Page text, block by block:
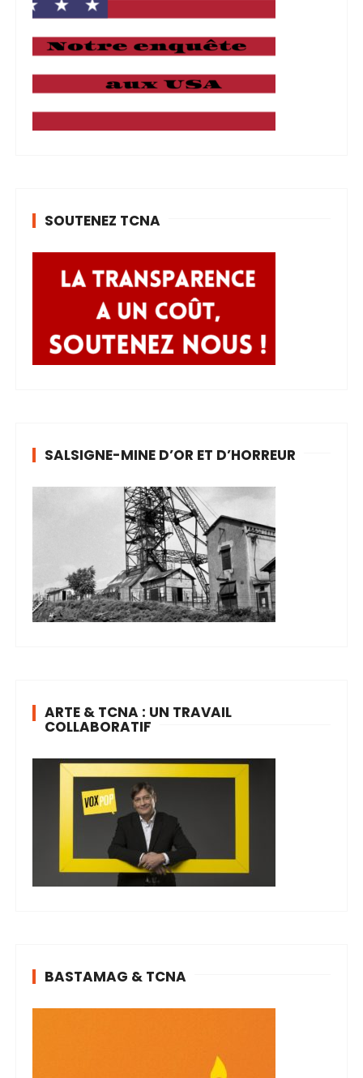
SOUTENEZ TCNA
SALSIGNE-MINE D’OR ET D’HORREUR
ARTE & TCNA : UN TRAVAIL
COLLABORATIF
BASTAMAG & TCNA